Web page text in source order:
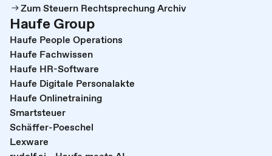
Zum Steuern Rechtsprechung Archiv
Haufe Group
Haufe People Operations
Haufe Fachwissen
Haufe HR-Software
Haufe Digitale Personalakte
Haufe Onlinetraining
Smartsteuer
Schäffer-Poeschel
Lexware